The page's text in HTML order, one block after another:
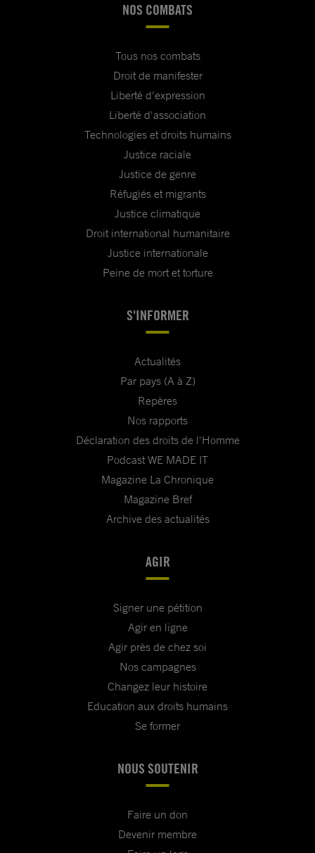
NOS COMBATS
Tous nos combats
Droit de manifester
Liberté d'expression
Liberté d'association
Technologies et droits humains
Justice raciale
Justice de genre
Réfugiés et migrants
Justice climatique
Droit international humanitaire
Justice internationale
Peine de mort et torture
S'INFORMER
Actualités
Par pays (A à Z)
Repères
Nos rapports
Déclaration des droits de l'Homme
Podcast WE MADE IT
Magazine La Chronique
Magazine Bref
Archive des actualités
AGIR
Signer une pétition
Agir en ligne
Agir près de chez soi
Nos campagnes
Changez leur histoire
Education aux droits humains
Se former
NOUS SOUTENIR
Faire un don
Devenir membre